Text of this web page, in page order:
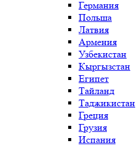
Германия
Польша
Латвия
Армения
Узбекистан
Кыргызстан
Египет
Тайланд
Таджикистан
Греция
Грузия
Испания